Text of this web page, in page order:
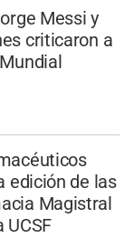
Messi y
criticaron a
edición de las
Magistral
UCSF